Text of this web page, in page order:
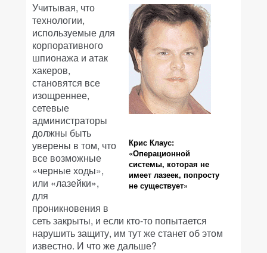
Крис Клаус:
«Операционной
системы, которая не
имеет лазеек, попросту
не существует»
Учитывая, что
технологии,
используемые для
корпоративного
шпионажа и атак
хакеров,
становятся все
изощреннее,
сетевые
администраторы
должны быть
уверены в том, что
все возможные
«черные ходы»,
или «лазейки»,
для
проникновения в
сеть закрыты, и если кто-то попытается
нарушить защиту, им тут же станет об этом
известно. И что же дальше?